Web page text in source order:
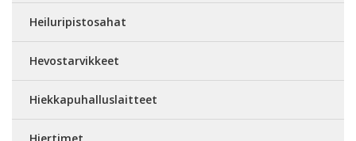
Heiluripistosahat
Hevostarvikkeet
Hiekkapuhalluslaitteet